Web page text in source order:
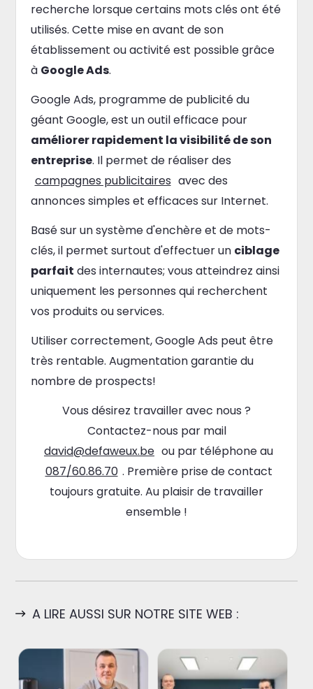
recherche lorsque certains mots clés ont été
utilisés. Cette mise en avant de son
établissement ou activité est possible grâce
à Google Ads.
Google Ads, programme de publicité du
géant Google, est un outil efficace pour
améliorer rapidement la visibilité de son
entreprise. Il permet de réaliser des
campagnes publicitaires avec des
annonces simples et efficaces sur Internet.
Basé sur un système d'enchère et de mots-
clés, il permet surtout d'effectuer un ciblage
parfait des internautes; vous atteindrez ainsi
uniquement les personnes qui recherchent
vos produits ou services.
Utiliser correctement, Google Ads peut être
très rentable. Augmentation garantie du
nombre de prospects!
Vous désirez travailler avec nous ?
Contactez-nous par mail
david@defaweux.be ou par téléphone au
087/60.86.70 . Première prise de contact
toujours gratuite. Au plaisir de travailler
ensemble !
A LIRE AUSSI SUR NOTRE SITE WEB :